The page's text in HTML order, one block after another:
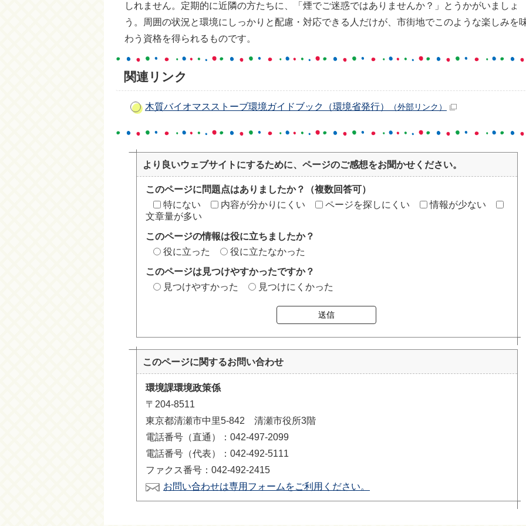
しれません。定期的に近隣の方たちに、「煙でご迷惑ではありませんか？」とうかがいましょ
う。周囲の状況と環境にしっかりと配慮・対応できる人だけが、市街地でこのような楽しみを
わう資格を得られるものです。
関連リンク
木質バイオマスストーブ環境ガイドブック（環境省発行） （外部リンク）
より良いウェブサイトにするために、ページのご感想をお聞かせください。
このページに問題点はありましたか？（複数回答可）
特にない
内容が分かりにくい ページを探しにくい
情報が少ない
文章量が多い
このページの情報は役に立ちましたか？
役に立った
役に立たなかった
このページは見つけやすかったですか？
見つけやすかった
見つけにくかった
送信
このページに関するお問い合わせ
環境課環境政策係
〒204-8511
東京都清瀬市中里5-842 清瀬市役所3階
電話番号（直通）：042-497-2099
電話番号（代表）：042-492-5111
ファクス番号：042-492-2415
お問い合わせは専用フォームをご利用ください。